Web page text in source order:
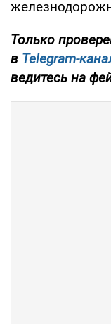
Только
в Telegram-
ведитесь на